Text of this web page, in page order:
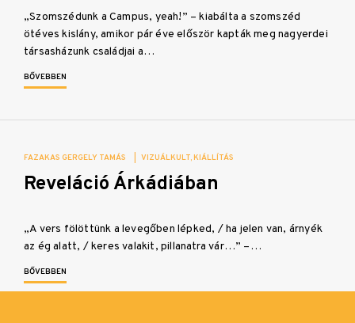
„Szomszédunk a Campus, yeah!” – kiabálta a szomszéd
ötéves kislány, amikor pár éve először kapták meg nagyerdei
társasházunk családjai a…
BŐVEBBEN
FAZAKAS GERGELY TAMÁS VIZUÁLKULT KIÁLLÍTÁS
Reveláció Árkádiában
„A vers fölöttünk a levegőben lépked, / ha jelen van, árnyék
az ég alatt, / keres valakit, pillanatra vár…” –…
BŐVEBBEN